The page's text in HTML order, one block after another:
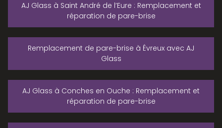
AJ Glass à Saint André de l’Eure : Remplacement et
réparation de pare-brise
Remplacement de pare-brise à Évreux avec AJ
Glass
AJ Glass à Conches en Ouche : Remplacement et
réparation de pare-brise